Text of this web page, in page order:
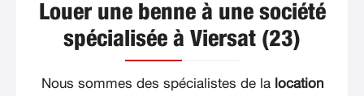
Louer une benne à une société
spécialisée à Viersat (23)
Nous sommes des spécialistes de la location